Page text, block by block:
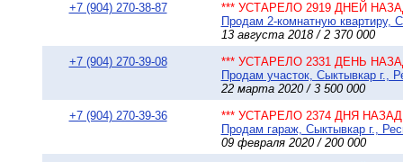
+7 (904) 270-38-87
*** УСТАРЕЛО 2919 ДНЕЙ
Продам 2-комнатную квартиру,
13 августа 2018 / 2 370 000
+7 (904) 270-39-08
*** УСТАРЕЛО 2331 ДЕНЬ
Продам участок, Сыктывкар г.,
22 марта 2020 / 3 500 000
+7 (904) 270-39-36
*** УСТАРЕЛО 2374 ДНЯ НАЗАД
Продам гараж, Сыктывкар г.,
09 февраля 2020 / 200 000